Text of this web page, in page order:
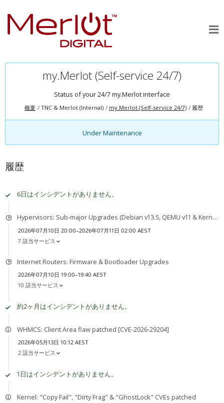
my.Merlot (Self-service 24/7)
Status of your 24/7 my.Merlot interface
概要 TNC & Merlot (Internal) my.Merlot (Self-service 24/7) 履歴
Under Maintenance
履歴
6日はインシデントがありません。
Hypervisors: Sub-major Upgrades (Debian v13.5, QEMU v11 & Kernel v7)
2026年07月10日 20:00–2026年07月11日 02:00 AEST
7 該当サービス
Internet Routers: Firmware & Bootloader Upgrades
2026年07月10日 19:00–19:40 AEST
10 該当サービス
約2ヶ月はインシデントがありません。
WHMCS: Client Area flaw patched [CVE-2026-29204]
2026年05月13日 10:12 AEST
2 該当サービス
1日はインシデントがありません。
Kernel: "Copy Fail", "Dirty Frag" & "GhostLock" CVEs patched